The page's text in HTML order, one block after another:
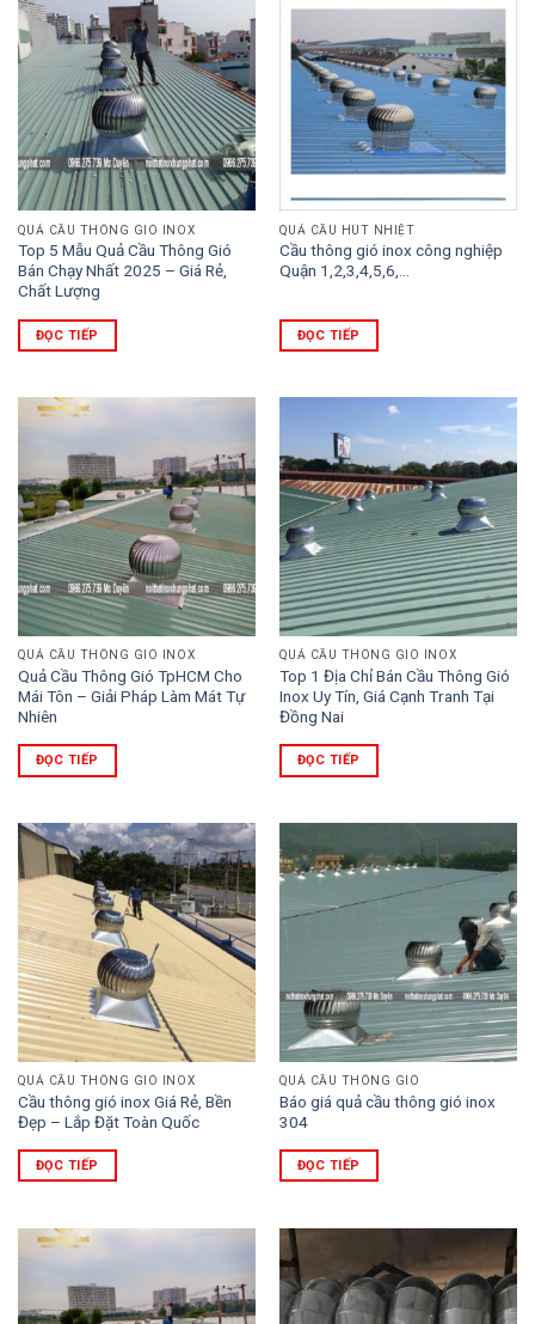
QUẢ CẦU THÔNG GIÓ INOX
Top 5 Mẫu Quả Cầu Thông Gió
Bán Chạy Nhất 2025 – Giá Rẻ,
Chất Lượng
ĐỌC TIẾP
QUẢ CẦU HÚT NHIỆT
Cầu thông gió inox công nghiệp
Quận 1,2,3,4,5,6,…
ĐỌC TIẾP
QUẢ CẦU THÔNG GIÓ INOX
Quả Cầu Thông Gió TpHCM Cho
Mái Tôn – Giải Pháp Làm Mát Tự
Nhiên
ĐỌC TIẾP
QUẢ CẦU THÔNG GIÓ INOX
Top 1 Địa Chỉ Bán Cầu Thông Gió
Inox Uy Tín, Giá Cạnh Tranh Tại
Đồng Nai
ĐỌC TIẾP
QUẢ CẦU THÔNG GIÓ INOX
Cầu thông gió inox Giá Rẻ, Bền
Đẹp – Lắp Đặt Toàn Quốc
ĐỌC TIẾP
QUẢ CẦU THÔNG GIÓ
Báo giá quả cầu thông gió inox
304
ĐỌC TIẾP